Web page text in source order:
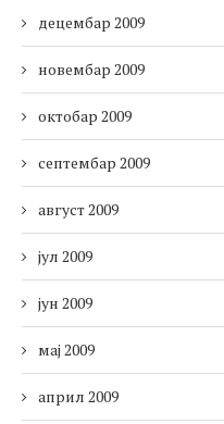
децембар 2009
новембар 2009
октобар 2009
септембар 2009
август 2009
јул 2009
јун 2009
мај 2009
април 2009